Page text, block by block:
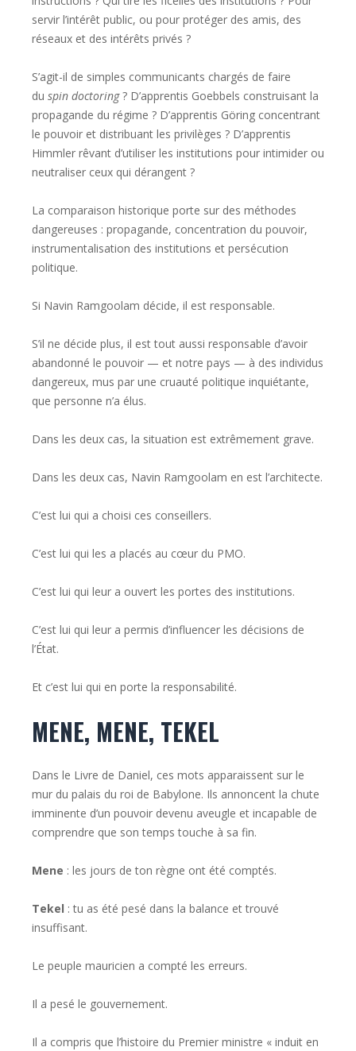
servir l’intérêt public, ou pour protéger des amis, des
réseaux et des intérêts privés ?
S’agit-il de simples communicants chargés de faire
du spin doctoring? D’apprentis Goebbels construisant la
propagande du régime ? D’apprentis Göring concentrant
le pouvoir et distribuant les privilèges ? D’apprentis
Himmler rêvant d’utiliser les institutions pour intimider ou
neutraliser ceux qui dérangent ?
La comparaison historique porte sur des méthodes
dangereuses : propagande, concentration du pouvoir,
instrumentalisation des institutions et persécution
politique.
Si Navin Ramgoolam décide, il est responsable.
S’il ne décide plus, il est tout aussi responsable d’avoir
abandonné le pouvoir — et notre pays — à des individus
dangereux, mus par une cruauté politique inquiétante,
que personne n’a élus.
Dans les deux cas, la situation est extrêmement grave.
Dans les deux cas, Navin Ramgoolam en est l’architecte.
C’est lui qui a choisi ces conseillers.
C’est lui qui les a placés au cœur du PMO.
C’est lui qui leur a ouvert les portes des institutions.
C’est lui qui leur a permis d’influencer les décisions de
l’État.
Et c’est lui qui en porte la responsabilité.
MENE, MENE, TEKEL
Dans le Livre de Daniel, ces mots apparaissent sur le
mur du palais du roi de Babylone. Ils annoncent la chute
imminente d’un pouvoir devenu aveugle et incapable de
comprendre que son temps touche à sa fin.
Mene : les jours de ton règne ont été comptés.
Tekel : tu as été pesé dans la balance et trouvé
insuffisant.
Le peuple mauricien a compté les erreurs.
Il a pesé le gouvernement.
Il a compris que l’histoire du Premier ministre « induit en